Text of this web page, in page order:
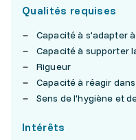
Qualités requises
Capacité à s'adapter
Capacité à supporter
Rigueur
Capacité à réagir
Sens de l'hygiène et
Intérêts